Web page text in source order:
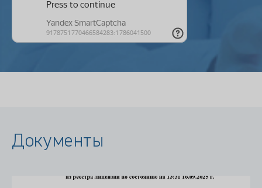
Документы